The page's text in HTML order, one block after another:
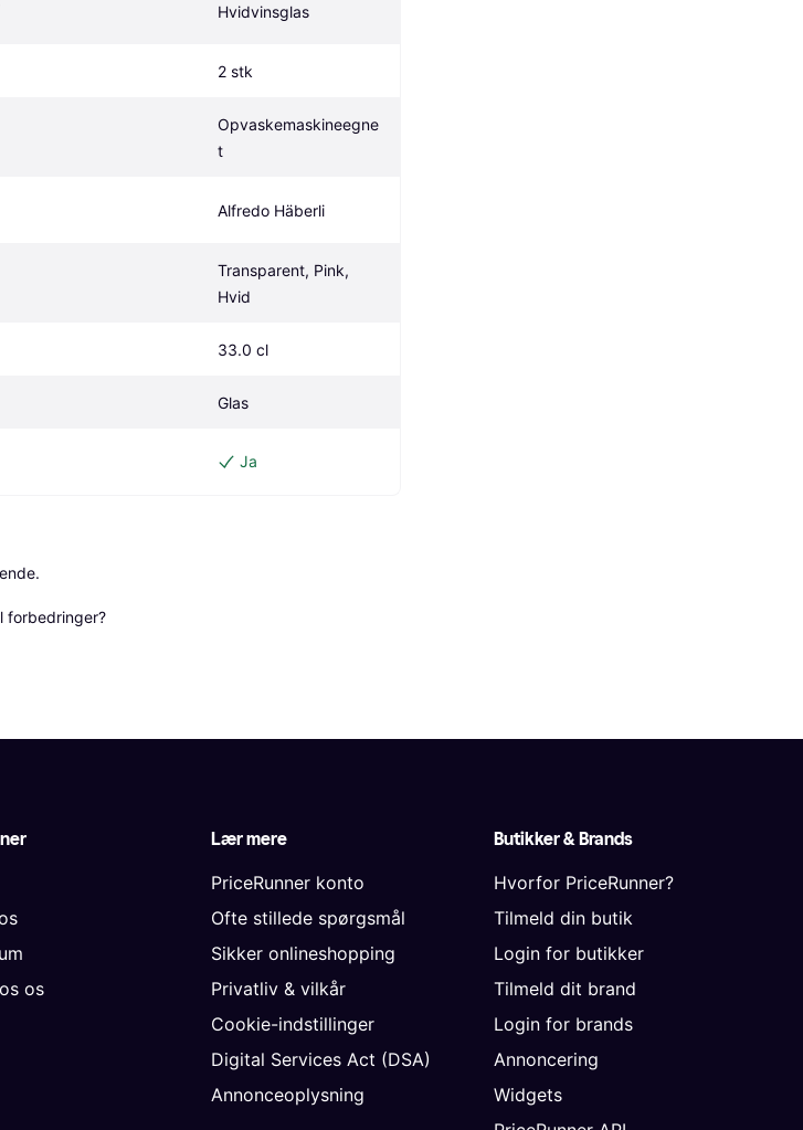
Hvidvinsglas
2 stk
Opvaskemaskineegne
t
Alfredo Häberli
Transparent, Pink,
Hvid
33.0 cl
Glas
Ja
forbedringer?
os
Lær mere
PriceRunner konto
Ofte stillede spørgsmål
Sikker onlineshopping
Privatliv & vilkår
Cookie-indstillinger
Digital Services Act (DSA)
Annonceoplysning
Butikker & Brands
Hvorfor PriceRunner?
Tilmeld din butik
Login for butikker
Tilmeld dit brand
Login for brands
Annoncering
Widgets